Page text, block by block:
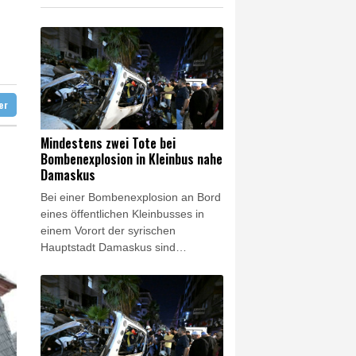
Mindestens zwei Tote bei
Bombenexplosion in Kleinbus nahe
Damaskus
Bei einer Bombenexplosion an Bord
eines öffentlichen Kleinbusses in
einem Vorort der syrischen
Hauptstadt Damaskus sind
worden. 13 weitere Menschen seien
bei der Explosion in Dscharamana
verletzt worden, berichtete die
amtliche Nachrichtenagentur Sana
am Donnerstagabend unter